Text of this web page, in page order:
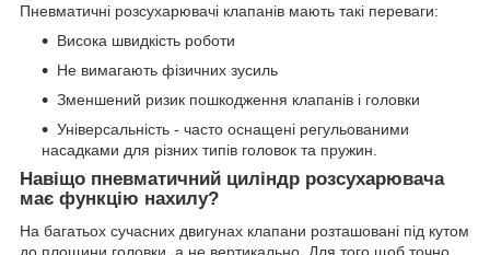
Пневматичні розсухарювачі клапанів мають такі переваги:
Висока швидкість роботи
Не вимагають фізичних зусиль
Зменшений ризик пошкодження клапанів і головки
Універсальність - часто оснащені регульованими
насадками для різних типів головок та пружин.
Навіщо пневматичний циліндр розсухарювача
має функцію нахилу?
На багатьох сучасних двигунах клапани розташовані під кутом